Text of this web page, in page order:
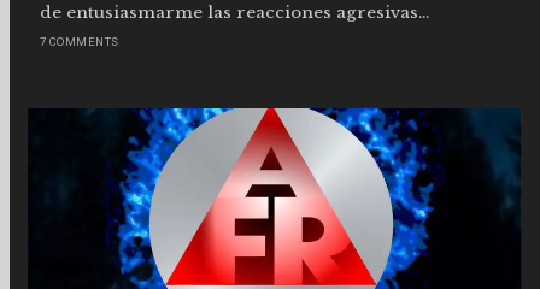
de entusiasmarme las reacciones agresivas...
7 COMMENTS